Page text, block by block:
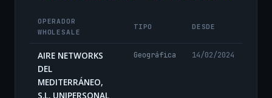
OPERADOR
WHOLESALE
TIPO DESDE
AIRE NETWORKS
DEL
MEDITERRÁNEO,
S.L. UNIPERSONAL
Geográfica 14/02/2024